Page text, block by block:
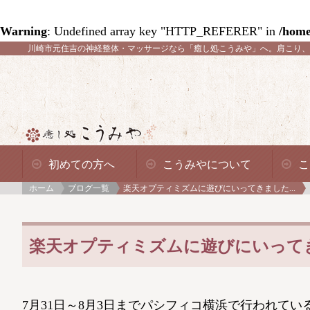
Warning: Undefined array key "HTTP_REFERER" in /
川崎市元住吉の神経整体・マッサージなら「癒し処こうみや」へ。 肩こり
初めての方へ こうみやについて
ホーム ブログ一覧 楽天オプティミズムに遊びにいってきました...
楽天オプティミズムに遊びにいっ
7月31日～8月3日までパシフィコ横浜で行われてい